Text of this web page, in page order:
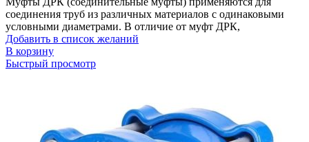
соединения труб из различных материалов с одинаковыми
условными диаметрами. В отличие от муфт ДРК,
Добавить в список желаний
В корзину
Быстрый просмотр